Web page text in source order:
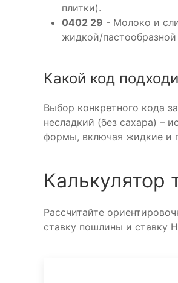
плитки).
0402 29 - Молоко и
жидкой/
Какой код
Выбор конкретного кода
несладкий (без сахара) –
формы, включая жидкие и
Рассчитайте
ставку пошлины и ставку